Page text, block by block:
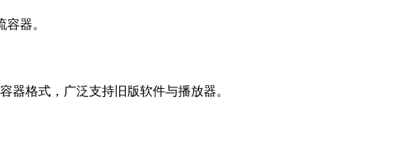
器。
器格式，广泛支持旧版软件与播放器。